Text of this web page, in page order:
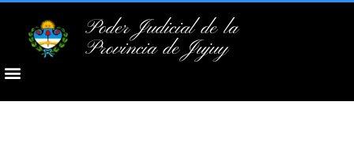
Poder Judicial de la
Provincia de Jujuy